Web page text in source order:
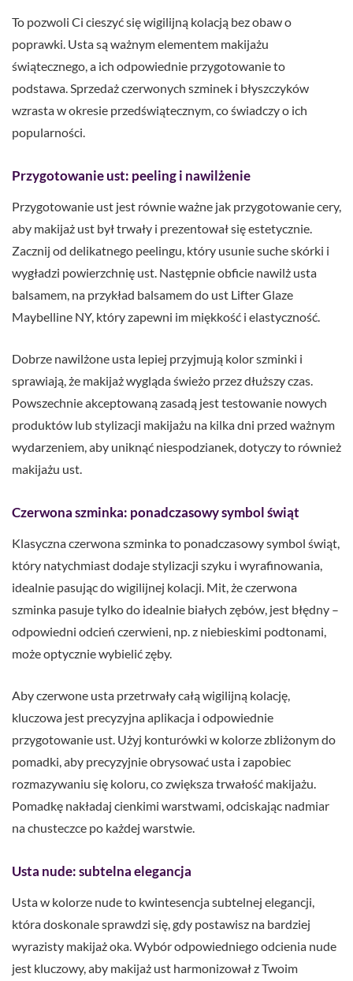
To pozwoli Ci cieszyć się wigilijną kolacją bez obaw o
poprawki. Usta są ważnym elementem makijażu
świątecznego, a ich odpowiednie przygotowanie to
podstawa. Sprzedaż czerwonych szminek i błyszczyków
wzrasta w okresie przedświątecznym, co świadczy o ich
popularności.
Przygotowanie ust: peeling i nawilżenie
Przygotowanie ust jest równie ważne jak przygotowanie cery,
aby makijaż ust był trwały i prezentował się estetycznie.
Zacznij od delikatnego peelingu, który usunie suche skórki i
wygładzi powierzchnię ust. Następnie obficie nawilż usta
balsamem, na przykład balsamem do ust Lifter Glaze
Maybelline NY, który zapewni im miękkość i elastyczność.
Dobrze nawilżone usta lepiej przyjmują kolor szminki i
sprawiają, że makijaż wygląda świeżo przez dłuższy czas.
Powszechnie akceptowaną zasadą jest testowanie nowych
produktów lub stylizacji makijażu na kilka dni przed ważnym
wydarzeniem, aby uniknąć niespodzianek, dotyczy to również
makijażu ust.
Czerwona szminka: ponadczasowy symbol świąt
Klasyczna czerwona szminka to ponadczasowy symbol świąt,
który natychmiast dodaje stylizacji szyku i wyrafinowania,
idealnie pasując do wigilijnej kolacji. Mit, że czerwona
szminka pasuje tylko do idealnie białych zębów, jest błędny –
odpowiedni odcień czerwieni, np. z niebieskimi podtonami,
może optycznie wybielić zęby.
Aby czerwone usta przetrwały całą wigilijną kolację,
kluczowa jest precyzyjna aplikacja i odpowiednie
przygotowanie ust. Użyj konturówki w kolorze zbliżonym do
pomadki, aby precyzyjnie obrysować usta i zapobiec
rozmazywaniu się koloru, co zwiększa trwałość makijażu.
Pomadkę nakładaj cienkimi warstwami, odciskając nadmiar
na chusteczce po każdej warstwie.
Usta nude: subtelna elegancja
Usta w kolorze nude to kwintesencja subtelnej elegancji,
która doskonale sprawdzi się, gdy postawisz na bardziej
wyrazisty makijaż oka. Wybór odpowiedniego odcienia nude
jest kluczowy, aby makijaż ust harmonizował z Twoim